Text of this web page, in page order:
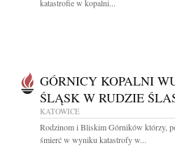
katastrofie w kopalni...
GÓRNICY KOPALNI
ŚLĄSK W RUDZIE
KATOWICE
Rodzinom i Bliskim Górników którzy,
śmierć w wyniku katastrofy w...